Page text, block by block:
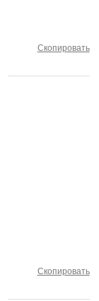
Скопировать
Скопировать